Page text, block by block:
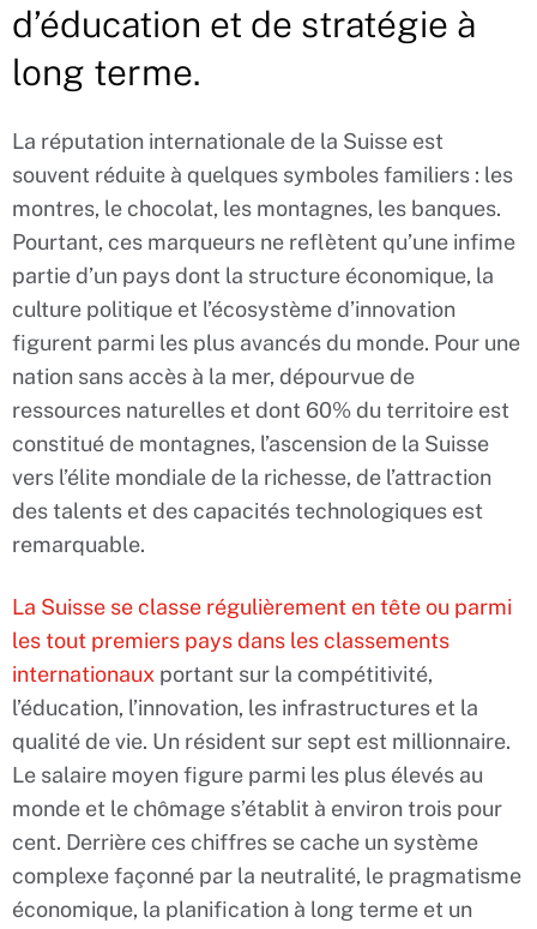
d’éducation et de stratégie à
long terme.
La réputation internationale de la Suisse est
souvent réduite à quelques symboles familiers : les
montres, le chocolat, les montagnes, les banques.
Pourtant, ces marqueurs ne reflètent qu’une infime
partie d’un pays dont la structure économique, la
culture politique et l’écosystème d’innovation
figurent parmi les plus avancés du monde. Pour une
nation sans accès à la mer, dépourvue de
ressources naturelles et dont 60% du territoire est
constitué de montagnes, l’ascension de la Suisse
vers l’élite mondiale de la richesse, de l’attraction
des talents et des capacités technologiques est
remarquable.
La Suisse se classe régulièrement en tête ou parmi
les tout premiers pays dans les classements
internationaux portant sur la compétitivité,
l’éducation, l’innovation, les infrastructures et la
qualité de vie. Un résident sur sept est millionnaire.
Le salaire moyen figure parmi les plus élevés au
monde et le chômage s’établit à environ trois pour
cent. Derrière ces chiffres se cache un système
complexe façonné par la neutralité, le pragmatisme
économique, la planification à long terme et un